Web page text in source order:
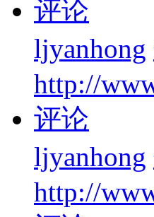
评论
ljyanhong
http://
评论
ljyanhong
http://